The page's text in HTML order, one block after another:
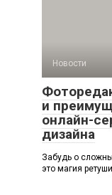
Новости
и
онлайн-
дизайна
Забудь о
это магия